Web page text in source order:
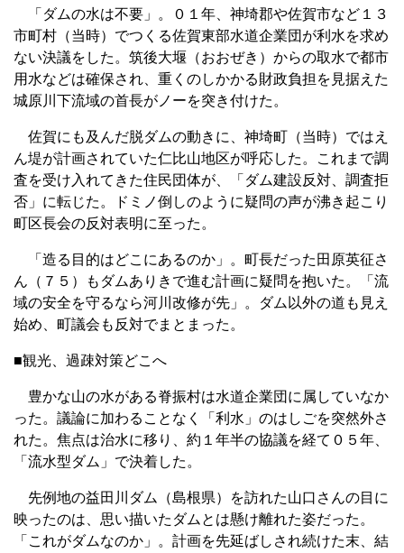
「ダムの水は不要」。０１年、神埼郡や佐賀市など１３
市町村（当時）でつくる佐賀東部水道企業団が利水を求め
ない決議をした。筑後大堰（おおぜき）からの取水で都市
用水などは確保され、重くのしかかる財政負担を見据えた
城原川下流域の首長がノーを突き付けた。
佐賀にも及んだ脱ダムの動きに、神埼町（当時）ではえ
ん堤が計画されていた仁比山地区が呼応した。これまで調
査を受け入れてきた住民団体が、「ダム建設反対、調査拒
否」に転じた。ドミノ倒しのように疑問の声が沸き起こり
町区長会の反対表明に至った。
「造る目的はどこにあるのか」。町長だった田原英征さ
ん（７５）もダムありきで進む計画に疑問を抱いた。「流
域の安全を守るなら河川改修が先」。ダム以外の道も見え
始め、町議会も反対でまとまった。
■観光、過疎対策どこへ
豊かな山の水がある脊振村は水道企業団に属していなか
った。議論に加わることなく「利水」のはしごを突然外さ
れた。焦点は治水に移り、約１年半の協議を経て０５年、
「流水型ダム」で決着した。
先例地の益田川ダム（島根県）を訪れた山口さんの目に
映ったのは、思い描いたダムとは懸け離れた姿だった。
「これがダムなのか」。計画を先延ばしされ続けた末、結